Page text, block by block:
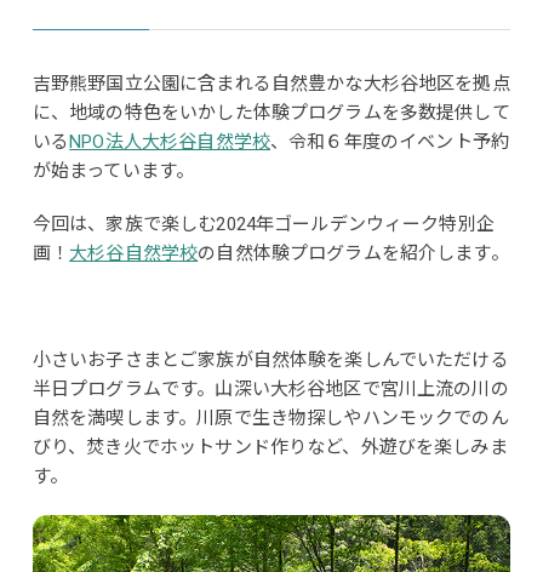
吉野熊野国立公園に含まれる自然豊かな大杉谷地区を拠点
に、地域の特色をいかした体験プログラムを多数提供して
いるNPO法人大杉谷自然学校、令和６年度のイベント予約
が始まっています。
今回は、家族で楽しむ2024年ゴールデンウィーク特別企
画！ 大杉谷自然学校の自然体験プログラムを紹介します。
小さいお子さまとご家族が自然体験を楽しんでいただける
半日プログラムです。山深い大杉谷地区で宮川上流の川の
自然を満喫します。川原で生き物探しやハンモックでのん
びり、焚き火でホットサンド作りなど、外遊びを楽しみま
す。